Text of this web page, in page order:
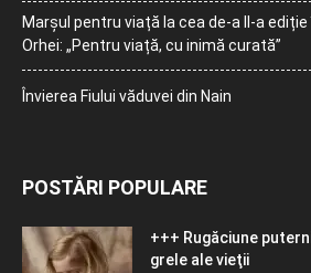
Marșul pentru viață la cea de-a II-a ediție
Orhei: „Pentru viață, cu inimă curată”
Învierea Fiului văduvei din Nain
POSTĂRI POPULARE
+++ Rugăciune
grele ale vieţii